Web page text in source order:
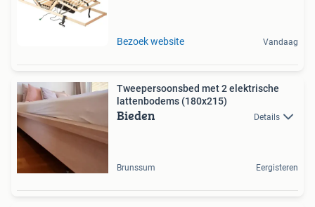
Bezoek website Vandaag
Tweepersoonsbed met 2 elektrische
lattenbodems (180x215)
Bieden Details
Brunssum Eergisteren